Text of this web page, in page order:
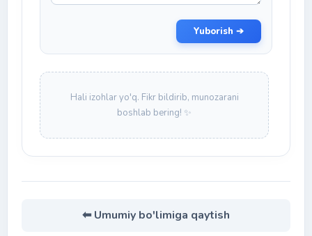
Yuborish ➔
Hali izohlar yo'q. Fikr bildirib, munozarani
boshlab bering! ✨
⬅ Umumiy bo'limiga qaytish